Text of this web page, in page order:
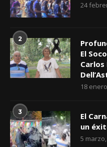
24
2
El
Carlos
18
3
El
un
5